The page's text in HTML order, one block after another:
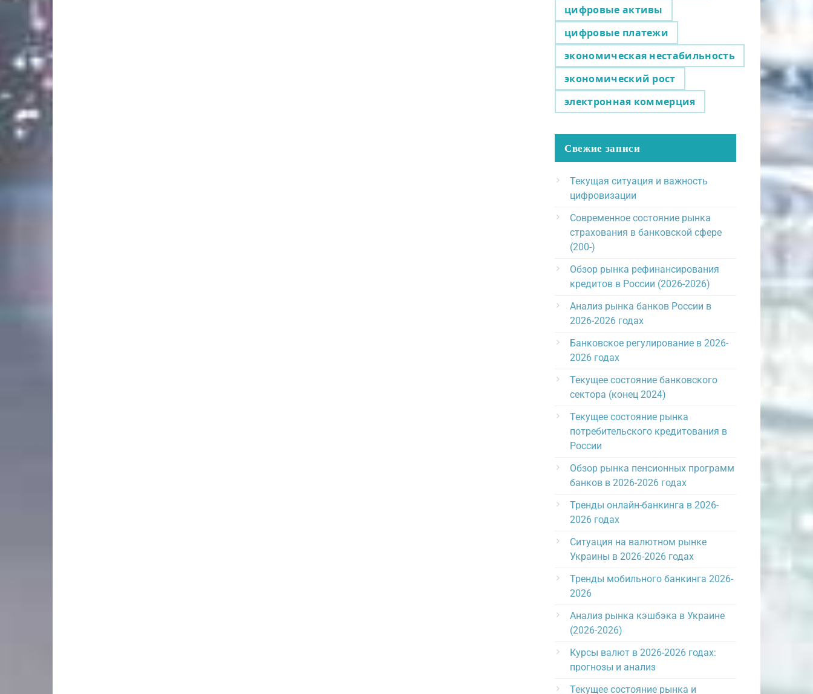
цифровые активы
цифровые платежи
экономическая нестабильность
экономический рост
электронная коммерция
Свежие записи
Текущая ситуация и важность
цифровизации
Современное состояние рынка
страхования в банковской сфере
(200-)
Обзор рынка рефинансирования
кредитов в России (2026-2026)
Анализ рынка банков России в
2026-2026 годах
Банковское регулирование в 2026-
2026 годах
Текущее состояние банковского
сектора (конец 2024)
Текущее состояние рынка
потребительского кредитования в
России
Обзор рынка пенсионных программ
банков в 2026-2026 годах
Тренды онлайн-банкинга в 2026-
2026 годах
Ситуация на валютном рынке
Украины в 2026-2026 годах
Тренды мобильного банкинга 2026-
2026
Анализ рынка кэшбэка в Украине
(2026-2026)
Курсы валют в 2026-2026 годах:
прогнозы и анализ
Текущее состояние рынка и